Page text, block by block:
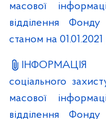
масової
відділення Фонду
станом на 01.01.2021
ІНФОРМАЦІЯ
соціального
масової
відділення Фонду